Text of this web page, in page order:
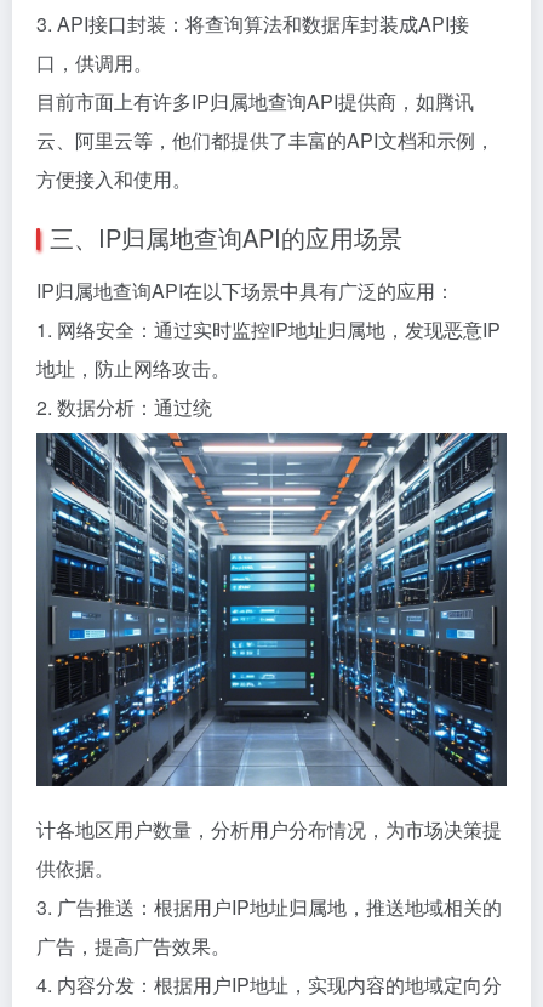
3. API接口封装：将查询算法和数据库封装成API接
口，供调用。
目前市面上有许多IP归属地查询API提供商，如腾讯
云、阿里云等，他们都提供了丰富的API文档和示例，
方便接入和使用。
三、IP归属地查询API的应用场景
IP归属地查询API在以下场景中具有广泛的应用：
1. 网络安全：通过实时监控IP地址归属地，发现恶意IP
地址，防止网络攻击。
2. 数据分析：通过统
计各地区用户数量，分析用户分布情况，为市场决策提
供依据。
3. 广告推送：根据用户IP地址归属地，推送地域相关的
广告，提高广告效果。
4. 内容分发：根据用户IP地址，实现内容的地域定向分